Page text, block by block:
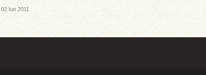
02 Iun 2011